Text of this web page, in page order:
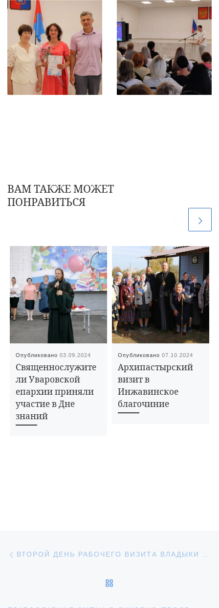
ВАМ ТАКЖЕ МОЖЕТ
ПОНРАВИТЬСЯ
Опубликовано03.09.2024
Священнослужите
ли Уваровской
епархии приняли
участие в Дне
знаний
Опубликовано07.10.2024
Архипастырский
визит в
Инжавинское
благочиние
Навигация по записям